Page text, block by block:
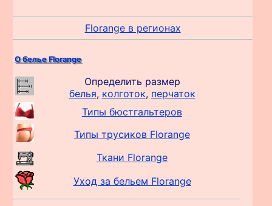
Florange в регионах
О белье Florange
Определить размер
белья, колготок, перчаток
Типы бюстгальтеров
Типы трусиков Florange
Ткани Florange
Уход за бельем Florange